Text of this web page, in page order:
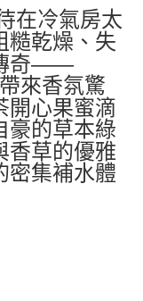
在冷氣房太
糙乾燥、失
奇——
來香氛驚
開心果蜜滴
豪的草本綠
香草的優雅
密集補水體